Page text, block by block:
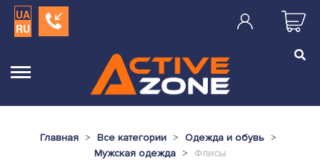
UA
RU
Главная Все категории
Одежда и обувь
Мужская одежда
Флисы